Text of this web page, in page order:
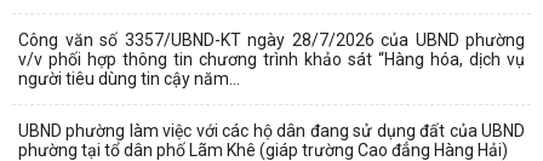
Công văn số 3357/UBND-KT ngày 28/7/2026 của UBND phường
v/v phối hợp thông tin chương trình khảo sát “Hàng hóa, dịch vụ
người tiêu dùng tin cậy năm...
UBND phường làm việc với các hộ dân đang sử dụng đất của UBND
phường tại tổ dân phố Lãm Khê (giáp trường Cao đẳng Hàng Hải)